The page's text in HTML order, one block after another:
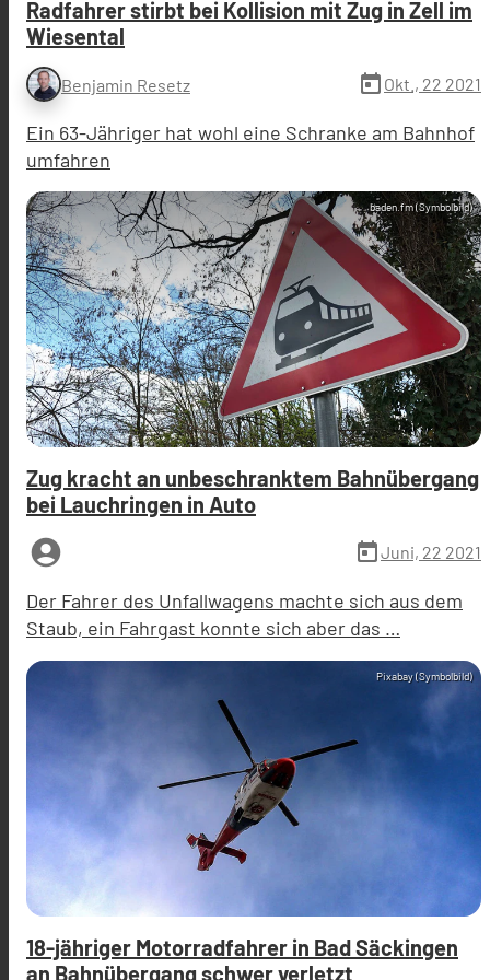
Radfahrer stirbt bei Kollision mit Zug in Zell im
Wiesental
Benjamin Resetz today Okt., 22 2021
Ein 63-Jähriger hat wohl eine Schranke am Bahnhof
umfahren
baden.fm (Symbolbild)
Zug kracht an unbeschranktem Bahnübergang
bei Lauchringen in Auto
account_circle today Juni, 22 2021
Der Fahrer des Unfallwagens machte sich aus dem
Staub, ein Fahrgast konnte sich aber das …
Pixabay (Symbolbild)
18-jähriger Motorradfahrer in Bad Säckingen
an Bahnübergang schwer verletzt